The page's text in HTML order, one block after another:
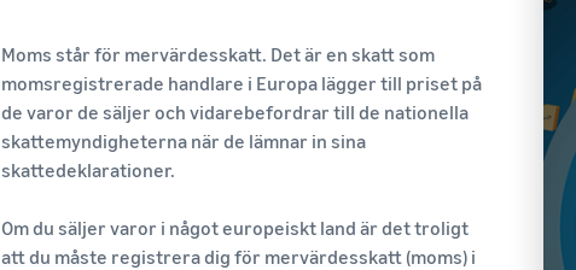
Moms står för mervärdesskatt. Det är en skatt som
momsregistrerade handlare i Europa lägger till priset på
de varor de säljer och vidarebefordrar till de nationella
skattemyndigheterna när de lämnar in sina
skattedeklarationer.
Om du säljer varor i något europeiskt land är det troligt
att du måste registrera dig för mervärdesskatt (moms) i